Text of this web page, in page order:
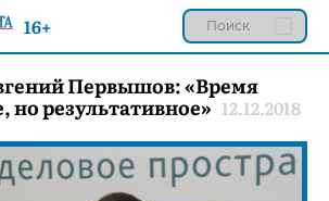
Первышов: «Время
но результативное» 12.12.2018
16+